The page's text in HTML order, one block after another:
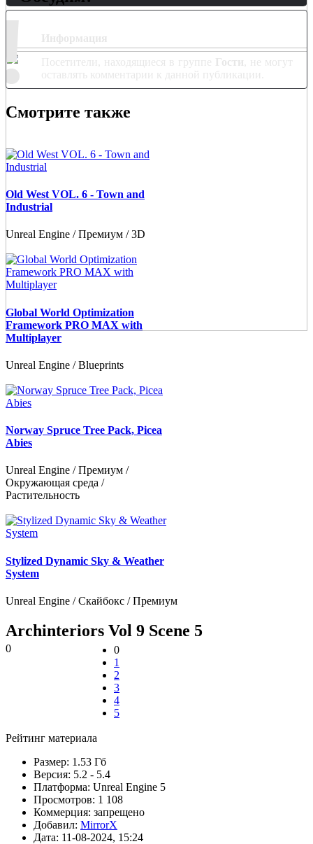
!
Информация
Посетители, находящиеся в группе Гости , не могут
оставлять комментарии к данной публикации.
Смотрите также
Old West VOL. 6 - Town and
Industrial
Unreal Engine / Премиум / 3D
Global World Optimization
Framework PRO MAX with
Multiplayer
Unreal Engine / Blueprints
Norway Spruce Tree Pack, Picea
Abies
Unreal Engine / Премиум /
Окружающая среда /
Растительность
Stylized Dynamic Sky & Weather
System
Unreal Engine / Скайбокс / Премиум
Archinteriors Vol 9 Scene 5
0
0
1
2
3
4
5
Рейтинг материала
Размер: 1.53 Гб
Версия: 5.2 - 5.4
Платформа: Unreal Engine 5
Просмотров: 1 108
Коммерция: запрещено
Добавил: MirrorX
Дата: 11-08-2024, 15:24